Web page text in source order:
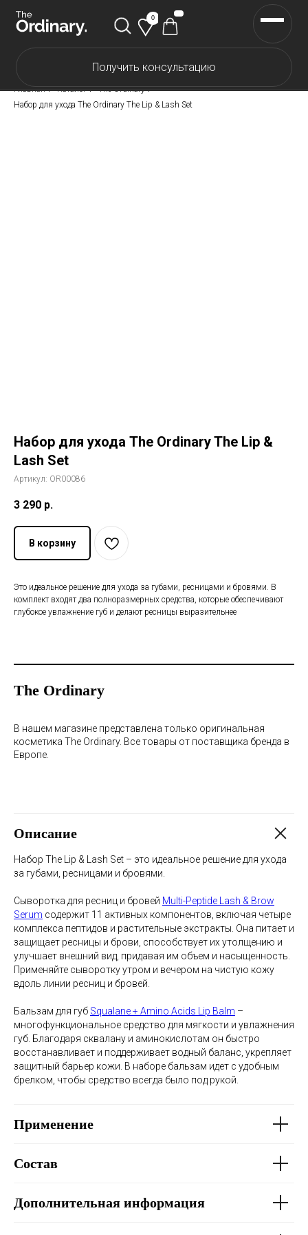
Главная / Каталог / The Ordinary /
Набор для ухода The Ordinary The Lip & Lash Set
Набор для ухода The Ordinary The Lip &
Lash Set
Артикул: OR00086
3 290 р.
В корзину
Это идеальное решение для ухода за губами, ресницами и бровями. В
комплект входят два полноразмерных средства, которые обеспечивают
глубокое увлажнение губ и делают ресницы выразительнее
The Ordinary
В нашем магазине представлена только оригинальная
косметика The Ordinary. Все товары от поставщика бренда в
Европе.
Описание
Набор The Lip & Lash Set – это идеальное решение для ухода
за губами, ресницами и бровями.
Сыворотка для ресниц и бровей Multi-Peptide Lash & Brow
Serum содержит 11 активных компонентов, включая четыре
комплекса пептидов и растительные экстракты. Она питает и
защищает ресницы и брови, способствует их утолщению и
улучшает внешний вид, придавая им объем и насыщенность.
Применяйте сыворотку утром и вечером на чистую кожу
вдоль линии ресниц и бровей.
Бальзам для губ Squalane + Amino Acids Lip Balm –
многофункциональное средство для мягкости и увлажнения
губ. Благодаря сквалану и аминокислотам он быстро
восстанавливает и поддерживает водный баланс, укрепляет
защитный барьер кожи. В наборе бальзам идет с удобным
брелком, чтобы средство всегда было под рукой.
Применение
Состав
Дополнительная информация
Каталог The Ordinary
Каталог The INKEY